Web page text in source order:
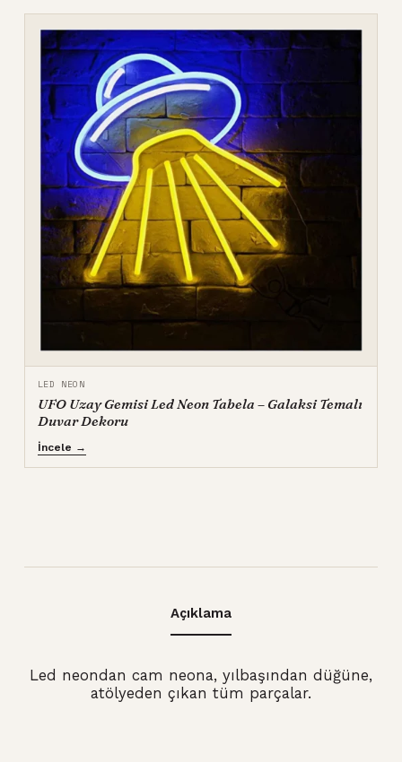
LED NEON
UFO Uzay Gemisi Led Neon Tabela – Galaksi Temalı
Duvar Dekoru
İncele →
Açıklama
Led neondan cam neona, yılbaşından düğüne,
atölyeden çıkan tüm parçalar.